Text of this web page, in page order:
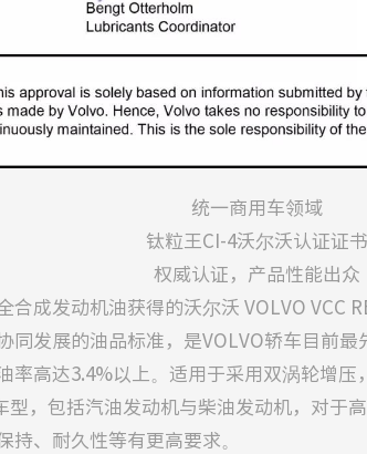
统一商用车领域
钛粒王CI-4沃尔沃认证证书
权威认证，产品性能出众
成发动机油获得的沃尔沃 VOLVO VCC
同发展的油品标准，是VOLVO轿车目前
率高达3.4%以上。适用于采用双涡轮增压
型，包括汽油发动机与柴油发动机，对于
持、耐久性等有更高要求。